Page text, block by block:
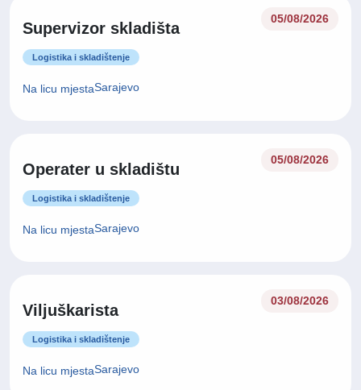
Supervizor skladišta
05/08/2026
Logistika i skladištenje
Na licu mjestaSarajevo
Operater u skladištu
05/08/2026
Logistika i skladištenje
Na licu mjestaSarajevo
Viljuškarista
03/08/2026
Logistika i skladištenje
Na licu mjestaSarajevo